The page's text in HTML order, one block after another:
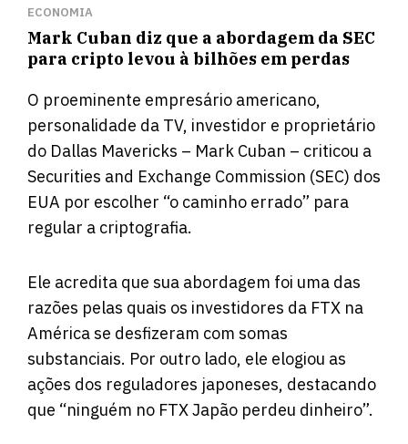
ECONOMIA
Mark Cuban diz que a abordagem da SEC
para cripto levou à bilhões em perdas
O proeminente empresário americano,
personalidade da TV, investidor e proprietário
do Dallas Mavericks – Mark Cuban – criticou a
Securities and Exchange Commission (SEC) dos
EUA por escolher “o caminho errado” para
regular a criptografia.
Ele acredita que sua abordagem foi uma das
razões pelas quais os investidores da FTX na
América se desfizeram com somas
substanciais. Por outro lado, ele elogiou as
ações dos reguladores japoneses, destacando
que “ninguém no FTX Japão perdeu dinheiro”.